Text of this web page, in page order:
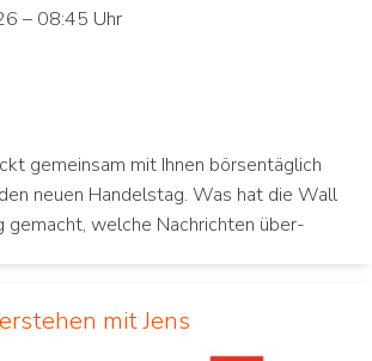
gemeinsam mit Ihnen börsentäglich
neuen Handelstag. Was hat die Wall
gemacht, welche Nachrichten über-
mit Jens